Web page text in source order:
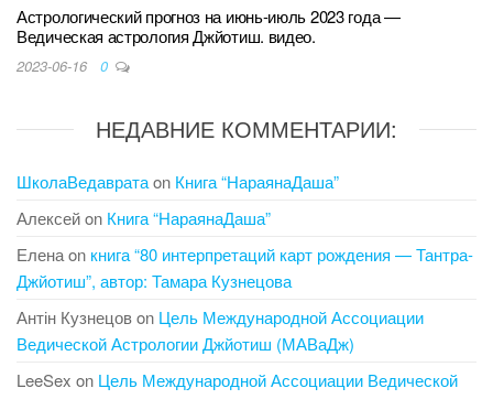
Астрологический прогноз на июнь-июль 2023 года —
Ведическая астрология Джйотиш. видео.
2023-06-16 0
НЕДАВНИЕ КОММЕНТАРИИ:
ШколаВедавратаon Книга “НараянаДаша”
Алексейon Книга “НараянаДаша”
Еленаon книга “80 интерпретаций карт рождения — Тантра-
Джйотиш”, автор: Тамара Кузнецова
Антін Кузнецовon Цель Международной Ассоциации
Ведической Астрологии Джйотиш (МАВаДж)
LeeSex on Цель Международной Ассоциации Ведической